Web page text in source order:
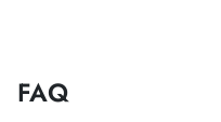
FAQ